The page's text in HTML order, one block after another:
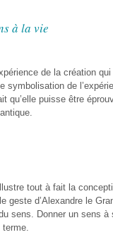
à la vie
de la création
symbolisation de
qu’elle puisse être
tout à fait la
geste d’Alexandre le
sens. Donner un sens
terme.